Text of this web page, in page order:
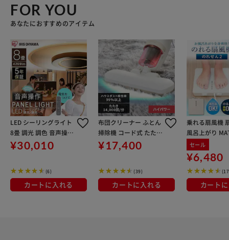
FOR YOU
あなたにおすすめのアイテム
LED シーリングライト
8畳 調光 調色 音声操作
工具・工事不要 リモコ
ン付き 5年保証 CEK-A0
¥30,010
(6)
カートに入れる
布団クリーナー ふとん
掃除機 コード式 たたき
毎分14000回 FCA-22H
¥17,400
(39)
カートに入れる
乗れる扇風機
風呂上がり
WH
セール
¥6,480
カート